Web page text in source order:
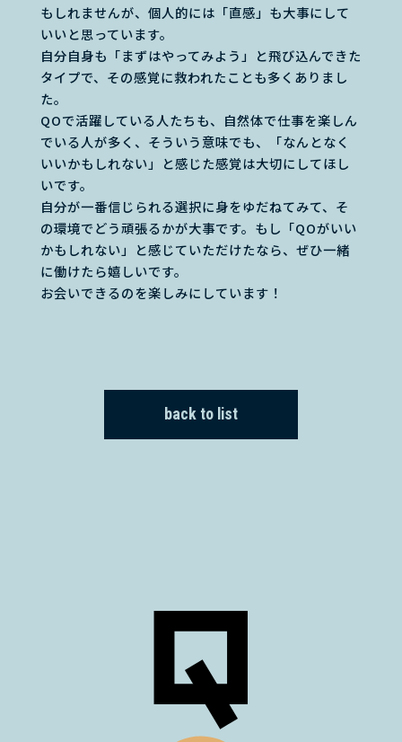
もしれませんが、個人的には「直感」も大事にして
いいと思っています。
自分自身も「まずはやってみよう」と飛び込んできた
タイプで、その感覚に救われたことも多くありまし
た。
QOで活躍している人たちも、自然体で仕事を楽しん
でいる人が多く、そういう意味でも、「なんとなく
いいかもしれない」と感じた感覚は大切にしてほし
いです。
自分が一番信じられる選択に身をゆだねてみて、そ
の環境でどう頑張るかが大事です。もし「QOがいい
かもしれない」と感じていただけたなら、ぜひ一緒
に働けたら嬉しいです。
お会いできるのを楽しみにしています！
back to list